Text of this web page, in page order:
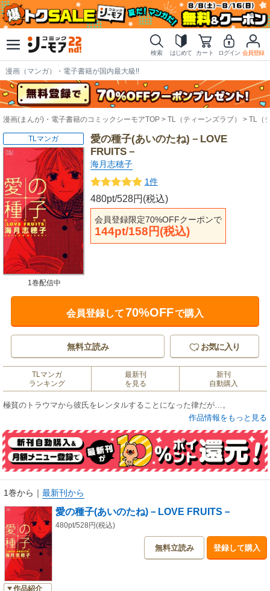
検索 はじめて カート ログイン 会員登録
漫画（マンガ）・電子書籍が国内最大級!!
漫画(まんが)・電子書籍のコミックシーモアTOP TL（ティーンズラブ） TL（
愛の種子(あいのたね)－LOVE
FRUITS－
海月志穂子
1件
480pt/528円(税込)
会員登録限定70%OFFクーポンで
144pt/158円(税込)
TLマンガ
1巻配信中
会員登録して70%OFFで購入
無料立読み お気に入り
TLマンガ
ランキング
最新刊
を見る
新刊
自動購入
極貧のトラウマから彼氏をレンタルすることになった律だが…。
作品情報をもっと見る
1巻から ｜ 最新刊から
作品紹介
愛の種子(あいのたね)－LOVE FRUITS－
480pt/528円(税込)
無料立読み 登録して購入